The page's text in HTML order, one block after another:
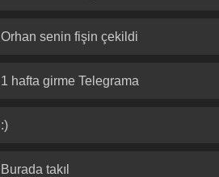
Orhan senin fişin çekildi
1 hafta girme Telegrama
:)
Burada takıl